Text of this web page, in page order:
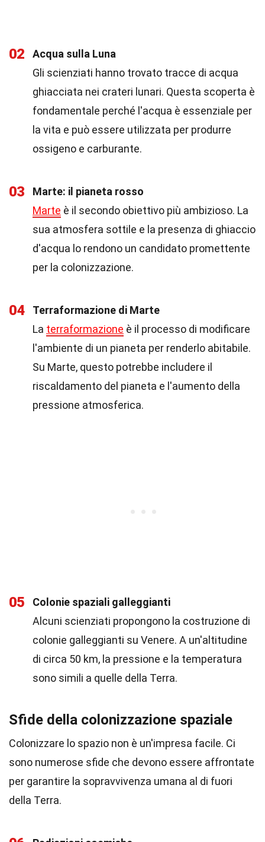
02
Acqua sulla Luna
Gli scienziati hanno trovato tracce di acqua
ghiacciata nei crateri lunari. Questa scoperta è
fondamentale perché l'acqua è essenziale per
la vita e può essere utilizzata per produrre
ossigeno e carburante.
03
Marte: il pianeta rosso
Marte è il secondo obiettivo più ambizioso. La
sua atmosfera sottile e la presenza di ghiaccio
d'acqua lo rendono un candidato promettente
per la colonizzazione.
04
Terraformazione di Marte
La terraformazione è il processo di modificare
l'ambiente di un pianeta per renderlo abitabile.
Su Marte, questo potrebbe includere il
riscaldamento del pianeta e l'aumento della
pressione atmosferica.
05
Colonie spaziali galleggianti
Alcuni scienziati propongono la costruzione di
colonie galleggianti su Venere. A un'altitudine
di circa 50 km, la pressione e la temperatura
sono simili a quelle della Terra.
Sfide della colonizzazione spaziale
Colonizzare lo spazio non è un'impresa facile. Ci
sono numerose sfide che devono essere affrontate
per garantire la sopravvivenza umana al di fuori
della Terra.